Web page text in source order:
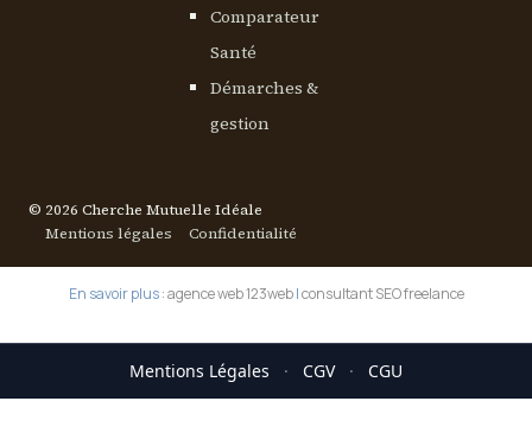
Comparateur
Santé
Démarches &
gestion
© 2026 Cherche Mutuelle Idéale
Mentions légales
Confidentialité
En savoir plus :agence web 123web|consultant SEO freelance
Mentions Légales · CGV · CGU